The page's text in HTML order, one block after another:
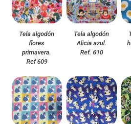
Tela algodón
flores
primavera.
Ref 609
Tela algodón
Alicia azul.
Ref. 610